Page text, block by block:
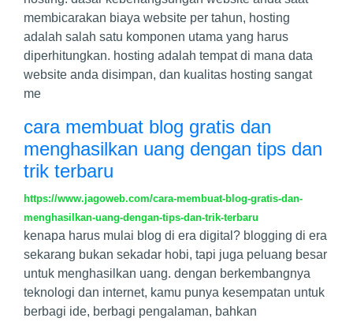
membicarakan biaya website per tahun, hosting
adalah salah satu komponen utama yang harus
diperhitungkan. hosting adalah tempat di mana data
website anda disimpan, dan kualitas hosting sangat
me
cara membuat blog gratis dan
menghasilkan uang dengan tips dan
trik terbaru
https://www.jagoweb.com/cara-membuat-blog-gratis-dan-
menghasilkan-uang-dengan-tips-dan-trik-terbaru
kenapa harus mulai blog di era digital? blogging di era
sekarang bukan sekadar hobi, tapi juga peluang besar
untuk menghasilkan uang. dengan berkembangnya
teknologi dan internet, kamu punya kesempatan untuk
berbagi ide, berbagi pengalaman, bahkan